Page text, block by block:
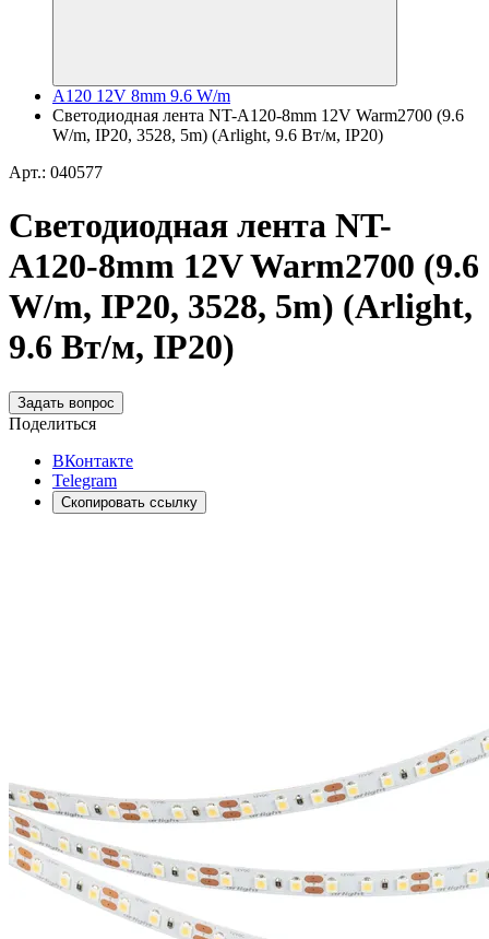
A120 12V 8mm 9.6 W/m
Светодиодная лента NT-A120-8mm 12V Warm2700 (9.6
W/m, IP20, 3528, 5m) (Arlight, 9.6 Вт/м, IP20)
Арт.: 040577
Светодиодная лента NT-
A120-8mm 12V Warm2700 (9.6
W/m, IP20, 3528, 5m) (Arlight,
9.6 Вт/м, IP20)
Задать вопрос
Поделиться
ВКонтакте
Telegram
Скопировать ссылку